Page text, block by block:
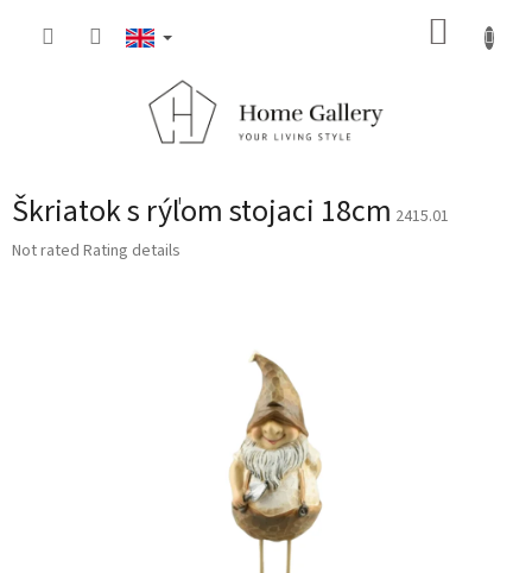
Škriatok s rýľom stojaci 18cm 2415.01
The
Not rated Rating details